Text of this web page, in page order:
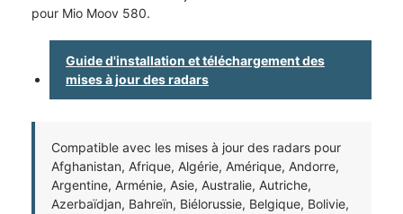
pour Mio Moov 580.
Guide d'installation et téléchargement des
mises à jour des radars
Compatible avec les mises à jour des radars pour
Afghanistan, Afrique, Algérie, Amérique, Andorre,
Argentine, Arménie, Asie, Australie, Autriche,
Azerbaïdjan, Bahreïn, Biélorussie, Belgique, Bolivie,